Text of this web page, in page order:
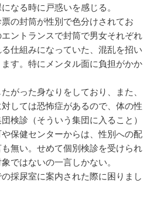
なる時に戸惑いを感じる。
の封筒が性別で色分けされてお
ントランスで封筒で男女それぞれ
仕組みになっていた、混乱を招い
す。特にメンタル面に負担がかか
がった身なりをしており、また、
しては恐怖症があるので、体の性
検診（そういう集団に入ること）
保健センターからは、性別への配
無い。せめて個別検診を受けられ
ではないの一言しかない。
採尿室に案内された際に困りまし